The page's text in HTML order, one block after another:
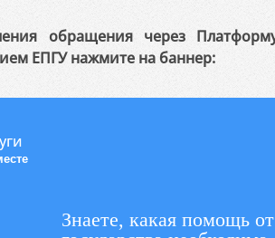
обращения через
ЕПГУ нажмите на баннер:
Знаете, какая помощь от